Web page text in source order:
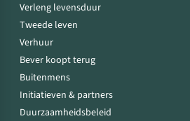
Verleng levensduur
Tweede leven
Verhuur
Bever koopt terug
Buitenmens
Initiatieven & partners
Duurzaamheidsbeleid